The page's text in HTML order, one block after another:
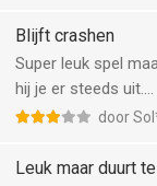
klantenservice
steeds naar een
Blijft crashen
Super leuk spel
hij je er steeds
door
Leuk maar duurt